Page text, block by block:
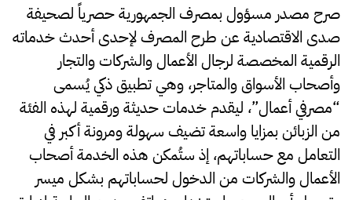
صرح مصدر مسؤول بمصرف الجمهورية حصرياً لصحيفة
صدى الاقتصادية عن طرح المصرف لإحدى أحدث خدماته
الرقمية المخصصة لرجال الأعمال والشركات والتجار
وأصحاب الأسواق والمتاجر، وهي تطبيق ذكي يُسمى
“مصرفي أعمال”، ليقدم خدمات حديثة ورقمية لهذه الفئة
من الزبائن بمزايا واسعة تضيف سهولة ومرونة أكبر في
التعامل مع حساباتهم، إذ ستُمكن هذه الخدمة أصحاب
الأعمال والشركات من الدخول لحساباتهم بشكل ميسر